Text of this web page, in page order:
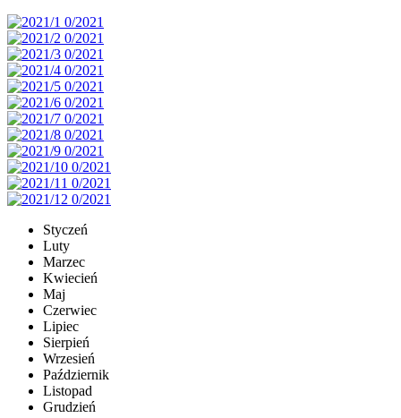
Styczeń
Luty
Marzec
Kwiecień
Maj
Czerwiec
Lipiec
Sierpień
Wrzesień
Październik
Listopad
Grudzień